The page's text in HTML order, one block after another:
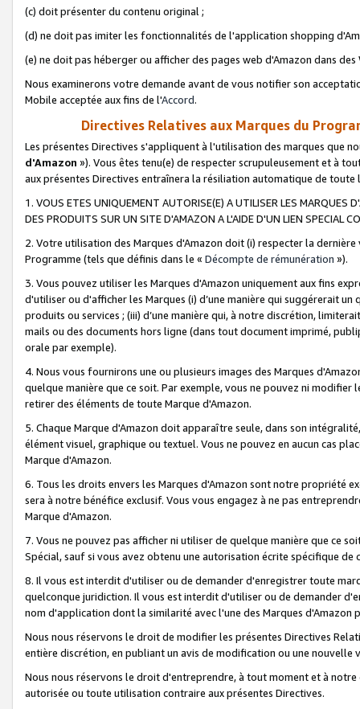
(c) doit présenter du contenu original ;
(d) ne doit pas imiter les fonctionnalités de l'application shopping
(e) ne doit pas héberger ou afficher des pages web d'Amazon dans
Nous examinerons votre demande avant de vous notifier son
Mobile acceptée aux fins de l'Accord.
Directives Relatives aux Marques du
Les présentes Directives s'appliquent à l'utilisation des marques que
d'Amazon »). Vous êtes tenu(e) de respecter scrupuleusement et à
aux présentes Directives entraînera la résiliation automatique de
1. VOUS ETES UNIQUEMENT AUTORISE(E) A UTILISER LES MARQUES
DES PRODUITS SUR UN SITE D'AMAZON A L'AIDE D'UN LIEN SPECIAL
2. Votre utilisation des Marques d'Amazon doit (i) respecter la
Programme (tels que définis dans le « Décompte de rémunération »).
3. Vous pouvez utiliser les Marques d'Amazon uniquement aux fins
d'utiliser ou d'afficher les Marques (i) d’une manière qui suggérerait
produits ou services ; (iii) d’une manière qui, à notre discrétion,
mails ou des documents hors ligne (dans tout document imprimé,
orale par exemple).
4. Nous vous fournirons une ou plusieurs images des Marques
quelque manière que ce soit. Par exemple, vous ne pouvez ni
retirer des éléments de toute Marque d'Amazon.
5. Chaque Marque d'Amazon doit apparaître seule, dans son
élément visuel, graphique ou textuel. Vous ne pouvez en aucun cas
Marque d'Amazon.
6. Tous les droits envers les Marques d'Amazon sont notre propriété
sera à notre bénéfice exclusif. Vous vous engagez à ne pas
Marque d'Amazon.
7. Vous ne pouvez pas afficher ni utiliser de quelque manière que ce
Spécial, sauf si vous avez obtenu une autorisation écrite spécifique de
8. Il vous est interdit d'utiliser ou de demander d'enregistrer toute
quelconque juridiction. Il vous est interdit d'utiliser ou de demander
nom d'application dont la similarité avec l'une des Marques
Nous nous réservons le droit de modifier les présentes Directives
entière discrétion, en publiant un avis de modification ou une nouvelle
Nous nous réservons le droit d'entreprendre, à tout moment et à
autorisée ou toute utilisation contraire aux présentes Directives.